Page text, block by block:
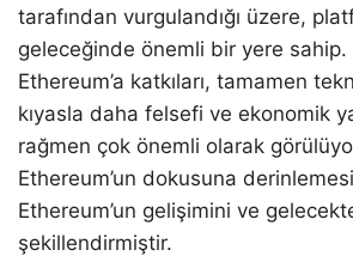
tarafından vurgulandığı üzere,
geleceğinde önemli bir yere sahip.
Ethereum’a katkıları, tamamen
kıyasla daha felsefi ve ekonomik
rağmen çok önemli olarak
Ethereum’un dokusuna
Ethereum’un gelişimini ve
şekillendirmiştir.